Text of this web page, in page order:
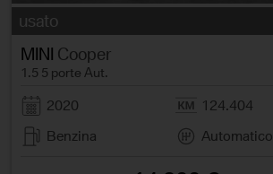
usato
MINI Cooper
1.5 5 porte Aut.
2020
124.404
Benzina
Automatico